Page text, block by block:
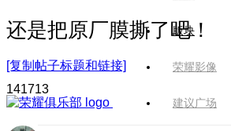
版块
荣耀影像
建议广场
还是把原厂膜撕了吧！
[复制帖子标题和链接]
141713